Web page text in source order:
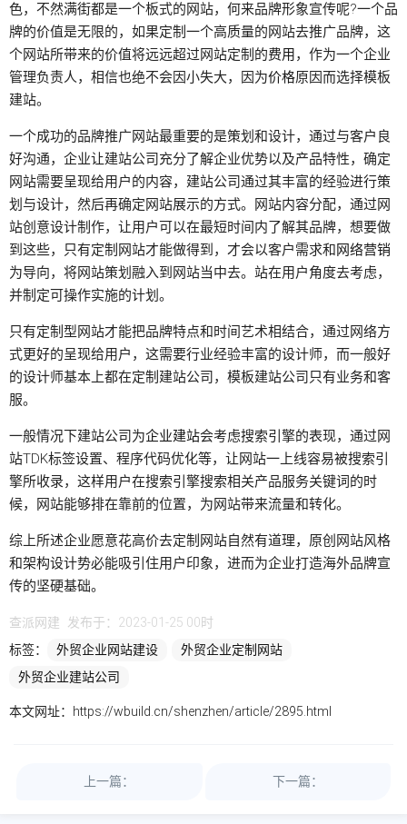
色，不然满街都是一个板式的网站，何来品牌形象宣传呢?一个品
牌的价值是无限的，如果定制一个高质量的网站去推广品牌，这
个网站所带来的价值将远远超过网站定制的费用 ，作为一个企业
管理负责人，相信也绝不会因小失大，因为价格原因而选择模板
建站。
一个成功的品牌推广网站最重要的是策划和设计，通过与客户良
好沟通，企业让建站公司充分了解企业优势以及产品特性，确定
网站需要呈现给用户的内容，建站公司通过其丰富的经验进行策
划与设计，然后再确定网站展示的方式。网站内容分配，通过网
站创意设计制作，让用户可以在最短时间内了解其品牌，想要做
到这些，只有定制网站才能做得到，才会以客户需求和 网络营销
为导向，将网站策划融入到网站当中去。站在用户角度去考虑，
并制定可操作实施的计划。
只有定制型网站才能把品牌特点和时间艺术相结合，通过网络方
式更好的呈现给用户，这需要行业经验丰富的设计师，而一般好
的设计师基本上都在定制建站公司，模板建站公司只有业务和客
服。
一般情况下建站公司为企业建站会考虑搜索引擎的表现，通过网
站TDK标签设置、程序代码优化等，让网站一上线容易被搜索引
擎所收录，这样用户在搜索引擎搜索相关产品服务关键词的时
候，网站能够排在靠前的位置，为网站带来流量和转化。
综上所述企业愿意花高价去定制网站自然有道理，原创网站风格
和架构设计势必能吸引住用户印象，进而为企业打造海外品牌宣
传的坚硬基础。
查派网建
发布于：2023-01-25 00时
标签：
外贸企业网站建设
外贸企业定制网站
外贸企业建站公司
本文网址： https://wbuild.cn/shenzhen/article/2895.html
上一篇： 下一篇：